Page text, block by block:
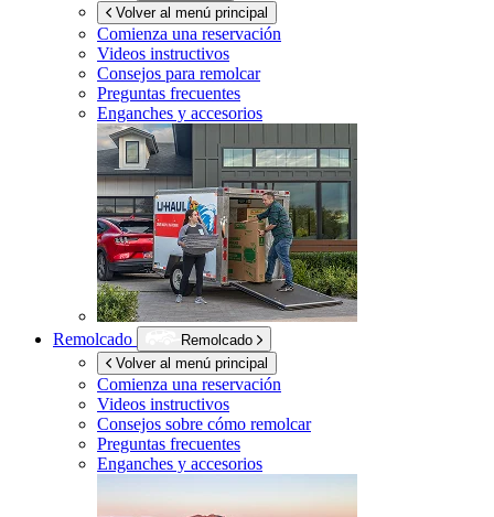
Volver al menú principal
Comienza una reservación
Videos instructivos
Consejos para remolcar
Preguntas frecuentes
Enganches y accesorios
Remolcado
Remolcado
Volver al menú principal
Comienza una reservación
Videos instructivos
Consejos sobre cómo remolcar
Preguntas frecuentes
Enganches y accesorios